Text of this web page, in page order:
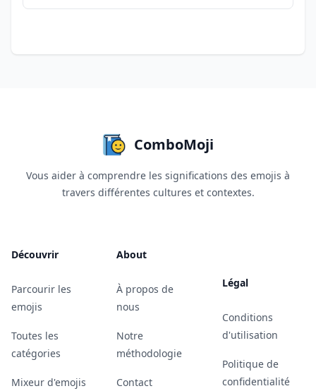
ComboMoji
Vous aider à comprendre les significations des emojis à
travers différentes cultures et contextes.
Découvrir
Parcourir les
emojis
Toutes les
catégories
Mixeur d'emojis
About
À propos de
nous
Notre
méthodologie
Contact
Légal
Conditions
d'utilisation
Politique de
confidentialité